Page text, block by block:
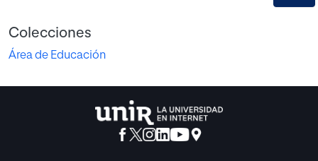
Colecciones
Área de Educación